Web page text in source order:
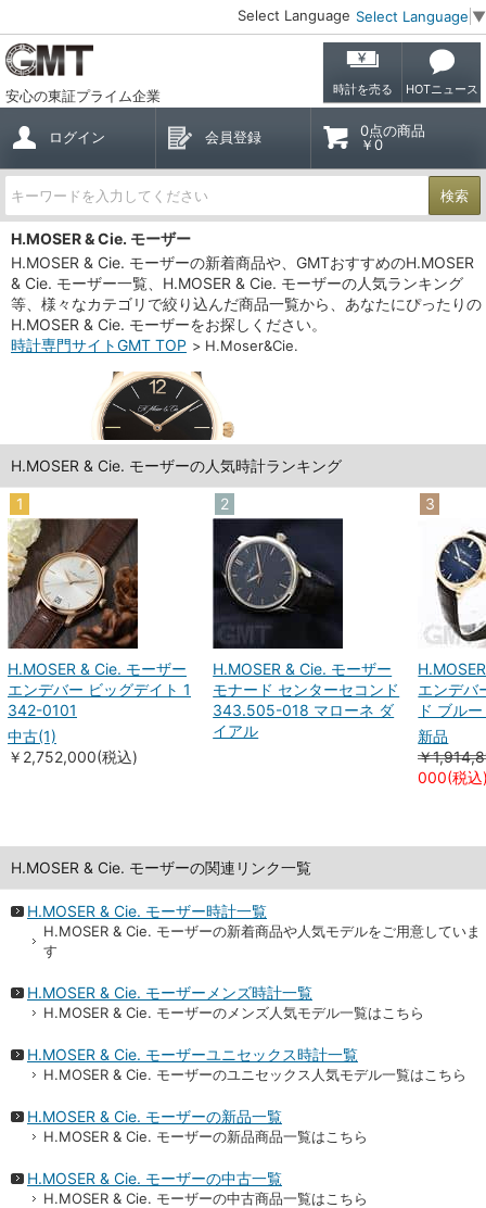
Select Language Select Language ▼
安心の東証プライム企業 時計を売る HOTニュース
ログイン 会員登録
0点の商品
￥0
検索
H.MOSER & Cie. モーザー
H.MOSER & Cie. モーザーの新着商品や、GMTおすすめのH.MOSER
& Cie. モーザー一覧、H.MOSER & Cie. モーザーの人気ランキング
等、様々なカテゴリで絞り込んだ商品一覧から、あなたにぴったりの
H.MOSER & Cie. モーザーをお探しください。
時計専門サイトGMT TOP
H.Moser&Cie.
H.MOSER & Cie. モーザーの人気時計ランキング
1
H.MOSER & Cie. モーザー
エンデバー ビッグデイト 1
342-0101
中古(1)
￥2,752,000(税込)
2
H.MOSER & Cie. モーザー
モナード センターセコンド
343.505-018 マローネ ダ
イアル
3
エンデバ
ド ブル
新品
￥
000(税込
H.MOSER & Cie. モーザーの関連リンク一覧
H.MOSER & Cie. モーザー時計一覧
H.MOSER & Cie. モーザーの新着商品や人気モデルをご用意していま
す
H.MOSER & Cie. モーザーメンズ時計一覧
H.MOSER & Cie. モーザーのメンズ人気モデル一覧はこちら
H.MOSER & Cie. モーザーユニセックス時計一覧
H.MOSER & Cie. モーザーのユニセックス人気モデル一覧はこちら
H.MOSER & Cie. モーザーの新品一覧
H.MOSER & Cie. モーザーの新品商品一覧はこちら
H.MOSER & Cie. モーザーの中古一覧
H.MOSER & Cie. モーザーの中古商品一覧はこちら